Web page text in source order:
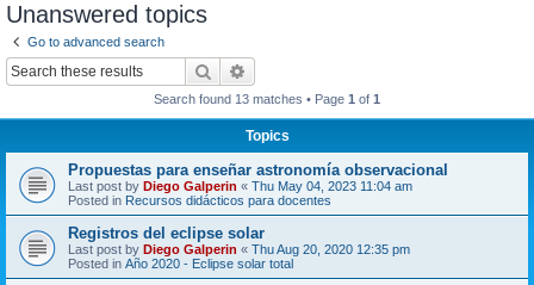
Unanswered topics
Go to advanced search
Search
Search found 13 matches • Page 1 of 1
Topics
Propuestas para enseñar astronomía observacional
Last post by Diego Galperin « Thu May 04, 2023 11:04 am
Posted in Recursos didácticos para docentes
Registros del eclipse solar
Last post by Diego Galperin « Thu Aug 20, 2020 12:35 pm
Posted in Año 2020 - Eclipse solar total